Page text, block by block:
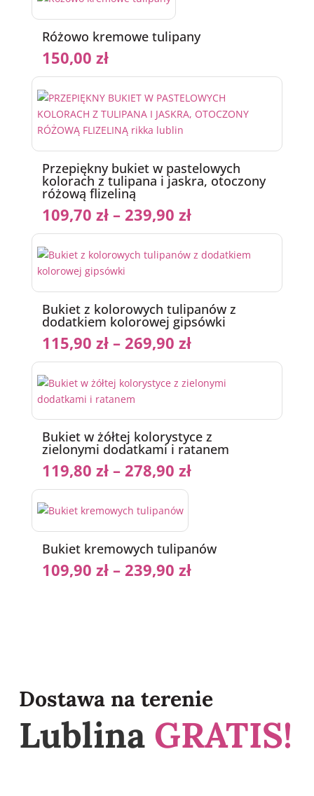
Różowo kremowe tulipany
150,00 zł
Przepiękny bukiet w pastelowych
kolorach z tulipana i jaskra, otoczony
różową flizeliną
109,70 zł– 239,90 zł
Bukiet z kolorowych tulipanów z
dodatkiem kolorowej gipsówki
115,90 zł– 269,90 zł
Bukiet w żółtej kolorystyce z
zielonymi dodatkami i ratanem
119,80 zł– 278,90 zł
Bukiet kremowych tulipanów
109,90 zł– 239,90 zł
Dostawa na terenie
Lublina GRATIS!